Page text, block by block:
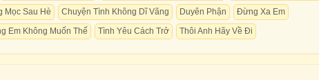
Mọc Sau Hè Chuyện Tình Không Dĩ Vãng Duyên Phận
Đừng Xa Em
Em Không Muốn Thế
Tình Yêu Cách Trở Thôi Anh Hãy Về Đi